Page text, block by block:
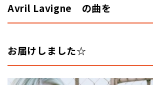
Avril Lavigne の曲を
お届けしました☆